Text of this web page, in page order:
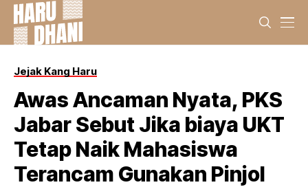
Jejak Kang Haru
Awas Ancaman Nyata, PKS
Jabar Sebut Jika biaya UKT
Tetap Naik Mahasiswa
Terancam Gunakan Pinjol